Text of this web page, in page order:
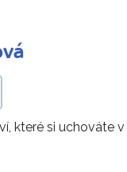
které si uchováte v